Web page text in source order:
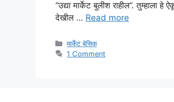
“उद्या मार्केट बुलीश राहील”.
देखील … Read more
Categories
मार्केट बेसिक
1 Comment